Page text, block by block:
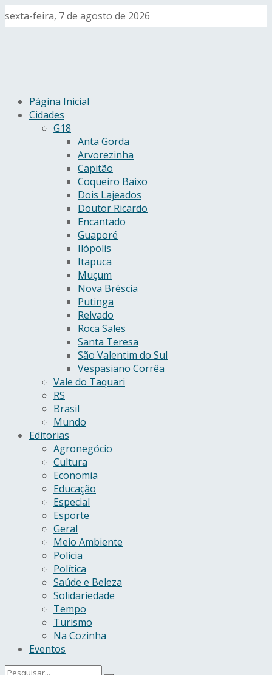
sexta-feira, 7 de agosto de 2026
Página Inicial
Cidades
G18
Anta Gorda
Arvorezinha
Capitão
Coqueiro Baixo
Dois Lajeados
Doutor Ricardo
Encantado
Guaporé
Ilópolis
Itapuca
Muçum
Nova Bréscia
Putinga
Relvado
Roca Sales
Santa Teresa
São Valentim do Sul
Vespasiano Corrêa
Vale do Taquari
RS
Brasil
Mundo
Editorias
Agronegócio
Cultura
Economia
Educação
Especial
Esporte
Geral
Meio Ambiente
Polícia
Política
Saúde e Beleza
Solidariedade
Tempo
Turismo
Na Cozinha
Eventos